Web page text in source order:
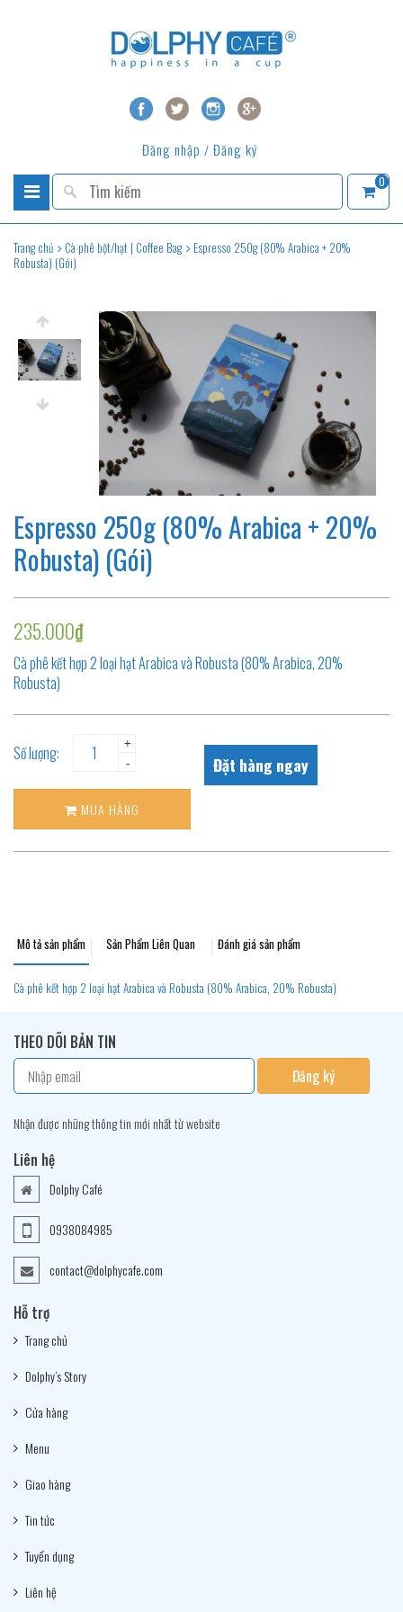
Đăng nhập / Đăng ký
0
Trang chủ Cà phê bột/hạt | Coffee Bag
Espresso 250g (80% Arabica + 20%
Robusta) (Gói)
Espresso 250g (80% Arabica + 20%
Robusta) (Gói)
235.000₫
Cà phê kết hợp 2 loại hạt Arabica và Robusta (80% Arabica, 20%
Robusta)
Số lượng:
+
-
MUA HÀNG
Đặt hàng ngay
Mô tả sản phẩm Sản Phẩm Liên Quan Đánh giá sản phẩm
Cà phê kết hợp 2 loại hạt Arabica và Robusta (80% Arabica, 20% Robusta)
THEO DÕI BẢN TIN
Đăng ký
Nhận được những thông tin mới nhất từ website
Liên hệ
Dolphy Café
0938084985
contact@dolphycafe.com
Hỗ trợ
Trang chủ
Dolphy’s Story
Cửa hàng
Menu
Giao hàng
Tin tức
Tuyển dụng
Liên hệ